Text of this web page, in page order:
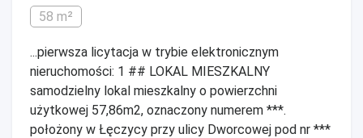
58 m²
...pierwsza licytacja w trybie elektronicznym
nieruchomości: 1 ## LOKAL MIESZKALNY
samodzielny lokal mieszkalny o powierzchni
użytkowej 57,86m2, oznaczony numerem ***.
położony w Łęczycy przy ulicy Dworcowej pod nr ***